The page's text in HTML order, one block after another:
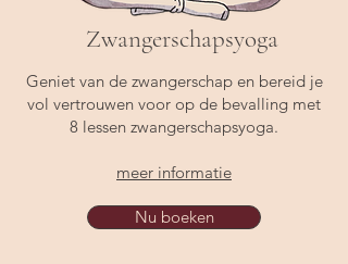
Zwangerschapsyoga
Geniet van de zwangerschap en bereid je
vol vertrouwen voor op de bevalling met
8 lessen zwangerschapsyoga.
meer informatie
Nu boeken